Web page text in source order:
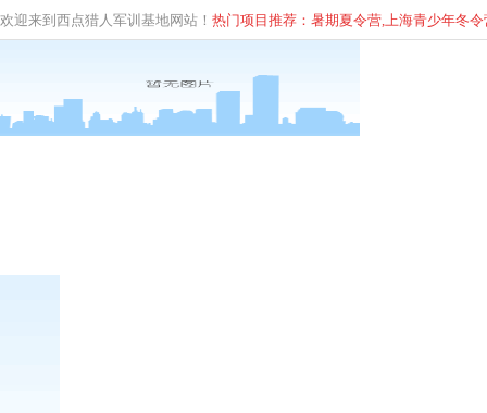
欢迎来到西点猎人军训基地网站！ 热门项目推荐：暑期夏令营,上海青少年冬令